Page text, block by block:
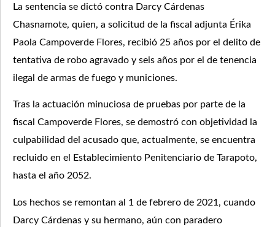
La sentencia se dictó contra Darcy Cárdenas
Chasnamote, quien, a solicitud de la fiscal adjunta Érika
Paola Campoverde Flores, recibió 25 años por el delito de
tentativa de robo agravado y seis años por el de tenencia
ilegal de armas de fuego y municiones.
Tras la actuación minuciosa de pruebas por parte de la
fiscal Campoverde Flores, se demostró con objetividad la
culpabilidad del acusado que, actualmente, se encuentra
recluido en el Establecimiento Penitenciario de Tarapoto,
hasta el año 2052.
Los hechos se remontan al 1 de febrero de 2021, cuando
Darcy Cárdenas y su hermano, aún con paradero